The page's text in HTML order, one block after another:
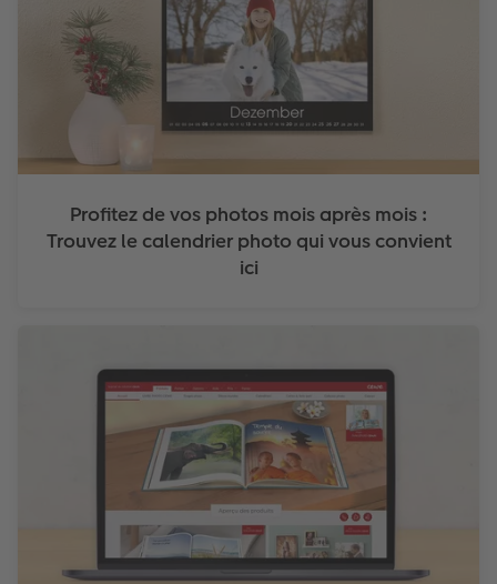
Profitez de vos photos mois après mois :
Trouvez le calendrier photo qui vous convient
ici